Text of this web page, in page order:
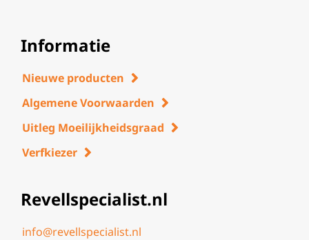
Informatie
Nieuwe producten
Algemene Voorwaarden
Uitleg Moeilijkheidsgraad
Verfkiezer
Revellspecialist.nl
info@revellspecialist.nl